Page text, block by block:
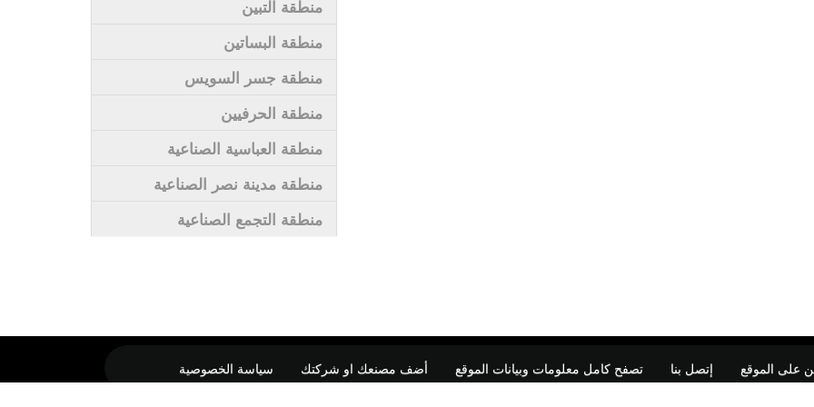
منطقة التبين
منطقة البساتين
منطقة جسر السويس
منطقة الحرفيين
منطقة العباسية الصناعية
منطقة مدينة نصر الصناعية
منطقة التجمع الصناعية
على الموقع إتصل بنا تصفح كامل معلومات وبيانات الموقع أضف مصنعك او شركتك سياسة الخصوصية